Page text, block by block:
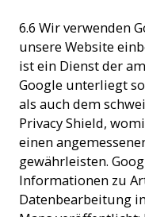
6.6 Wir verwenden
unsere Website
ist ein Dienst der
Google unterliegt
als auch dem
Privacy Shield,
einen
gewährleisten.
Informationen zu
Datenbearbeitung